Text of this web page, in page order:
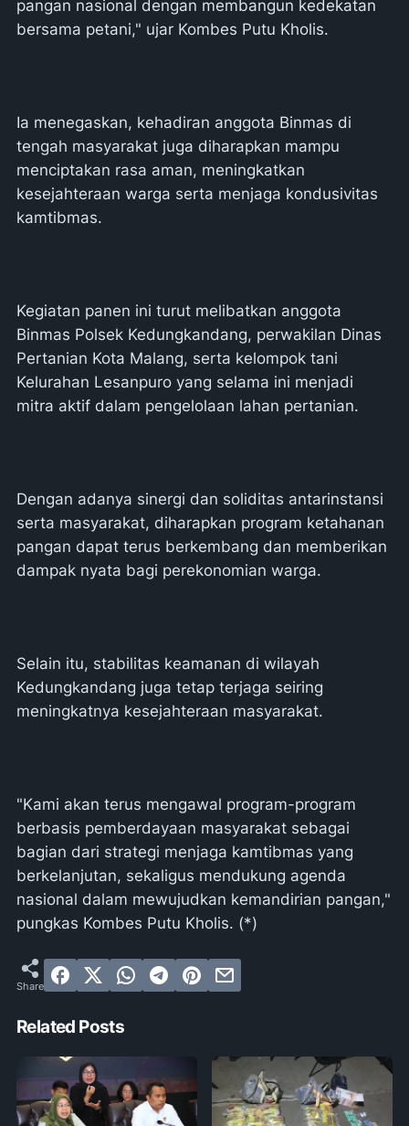
pangan nasional dengan membangun kedekatan
bersama petani," ujar Kombes Putu Kholis.
Ia menegaskan, kehadiran anggota Binmas di
tengah masyarakat juga diharapkan mampu
menciptakan rasa aman, meningkatkan
kesejahteraan warga serta menjaga kondusivitas
kamtibmas.
Kegiatan panen ini turut melibatkan anggota
Binmas Polsek Kedungkandang, perwakilan Dinas
Pertanian Kota Malang, serta kelompok tani
Kelurahan Lesanpuro yang selama ini menjadi
mitra aktif dalam pengelolaan lahan pertanian.
Dengan adanya sinergi dan soliditas antarinstansi
serta masyarakat, diharapkan program ketahanan
pangan dapat terus berkembang dan memberikan
dampak nyata bagi perekonomian warga.
Selain itu, stabilitas keamanan di wilayah
Kedungkandang juga tetap terjaga seiring
meningkatnya kesejahteraan masyarakat.
"Kami akan terus mengawal program-program
berbasis pemberdayaan masyarakat sebagai
bagian dari strategi menjaga kamtibmas yang
berkelanjutan, sekaligus mendukung agenda
nasional dalam mewujudkan kemandirian pangan,"
pungkas Kombes Putu Kholis. (*)
Related Posts